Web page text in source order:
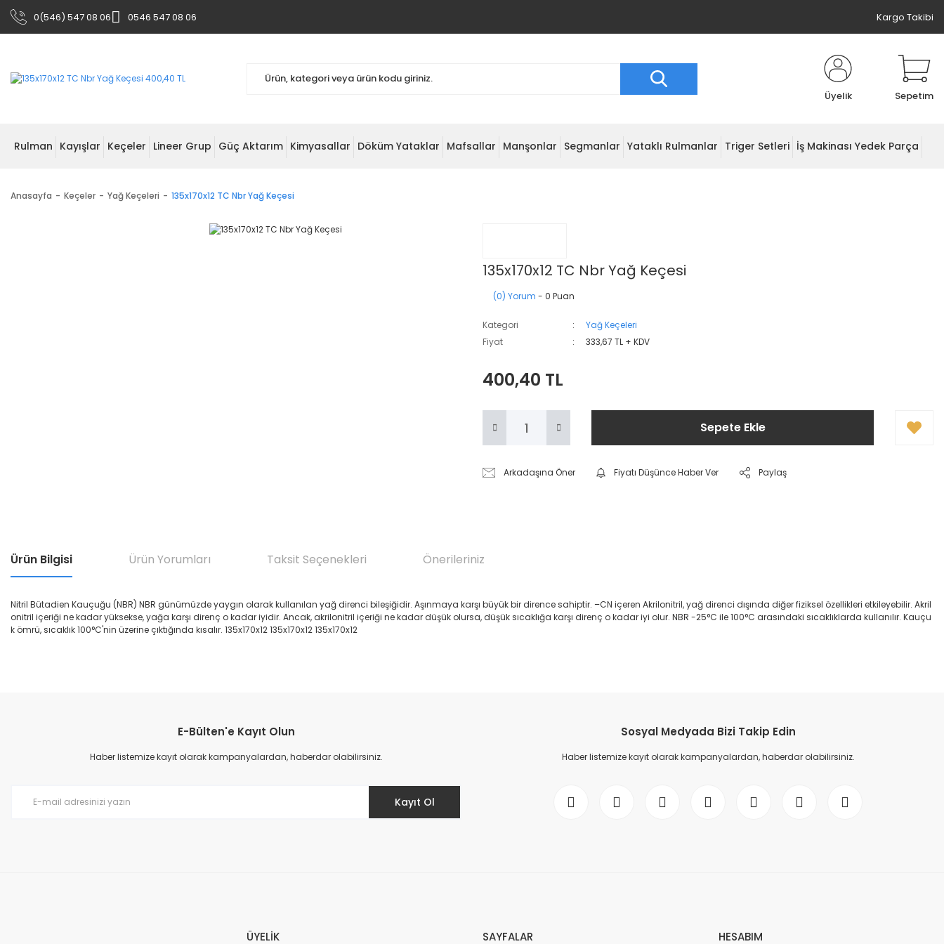
0(546) 547 08 06 0546 547 08 06 Kargo Takibi
Üyelik Sepetim
Rulman Kayışlar Keçeler Lineer Grup Güç Aktarım Kimyasallar Döküm Yataklar Mafsallar Manşonlar Segmanlar Yataklı Rulmanlar Triger Setleri İş Makinası Yedek Parça
Anasayfa Keçeler Yağ Keçeleri 135x170x12 TC Nbr Yağ Keçesi
135x170x12 TC Nbr Yağ Keçesi
(0) Yorum - 0 Puan
Kategori
Yağ Keçeleri
Fiyat
333,67 TL + KDV
400,40 TL
Sepete Ekle
Arkadaşına Öner Fiyatı Düşünce Haber Ver Paylaş
Ürün Bilgisi Ürün Yorumları Taksit Seçenekleri Önerileriniz
Nitril Bütadien Kauçuğu (NBR) NBR günümüzde yaygın olarak kullanılan yağ direnci bileşiğidir. Aşınmaya karşı büyük bir dirence sahiptir. –CN içeren Akrilonitril, yağ direnci dışında diğer fiziksel özellikleri etkileyebilir. Akril
onitril içeriği ne kadar yüksekse, yağa karşı direnç o kadar iyidir. Ancak, akrilonitril içeriği ne kadar düşük olursa, düşük sıcaklığa karşı direnç o kadar iyi olur. NBR -25°C ile 100°C arasındaki sıcaklıklarda kullanılır. Kauçu
k ömrü, sıcaklık 100°C'nin üzerine çıktığında kısalır. 135x170x12 135x170x12 135x170x12
Ürün resmi kalitesiz, bozuk veya görüntülenemiyor.
Ürün açıklamasında eksik bilgiler bulunuyor.
E-Bülten'e Kayıt Olun
Haber listemize kayıt olarak kampanyalardan, haberdar olabilirsiniz.
Kayıt Ol
Sosyal Medyada Bizi Takip Edin
Haber listemize kayıt olarak kampanyalardan, haberdar olabilirsiniz.
ÜYELİK SAYFALAR HESABIM